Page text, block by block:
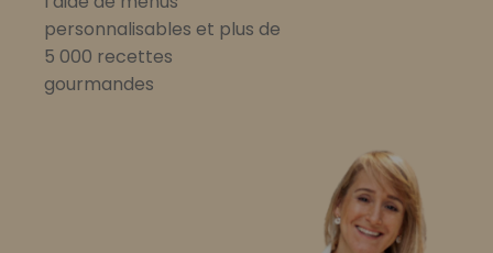
personnalisables et plus de
5 000 recettes
gourmandes